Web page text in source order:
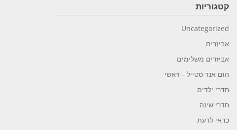
קטגוריות
Uncategorized
אביזרים
אביזרים משלימים
הום אנד סטייל – ראשי
חדרי ילדים
חדרי שינה
כדאי לדעת